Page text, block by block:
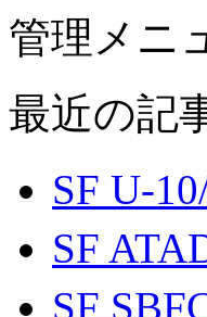
管理メニ
最近の記
SF U-
SF
SF